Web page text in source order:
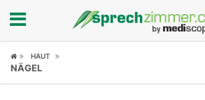
Fokus
HAUT
NÄGEL